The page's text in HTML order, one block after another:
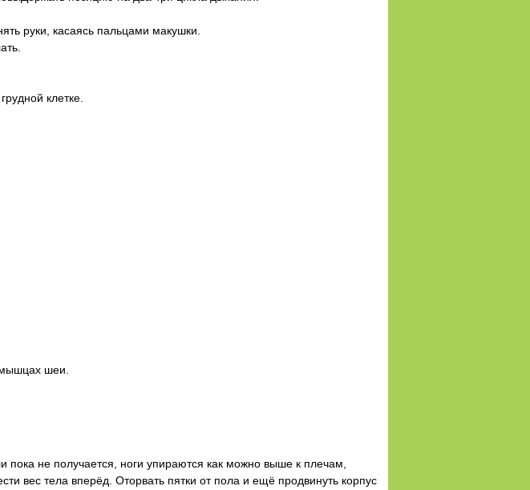
руки, касаясь пальцами макушки.
клетке.
шеи.
не получается, ноги упираются как можно выше к плечам,
вес тела вперёд. Оторвать пятки от пола и ещё продвинуть корпус